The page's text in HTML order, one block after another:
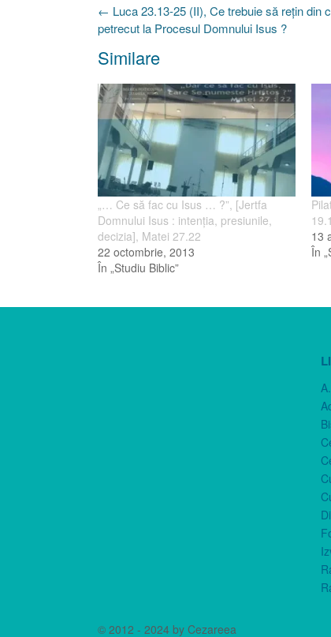
Post
navigation
← Luca 23.13-25 (II), Ce trebuie să reţin din
petrecut la Procesul Domnului Isus ?
Similare
„… Ce să fac cu Isus … ?”, [Jertfa
Domnului Isus : intenţia, presiunile,
decizia], Matei 27.22
22 octombrie, 2013
În „Studiu Biblic”
13
În
© 2012 - 2024 by Cezareea